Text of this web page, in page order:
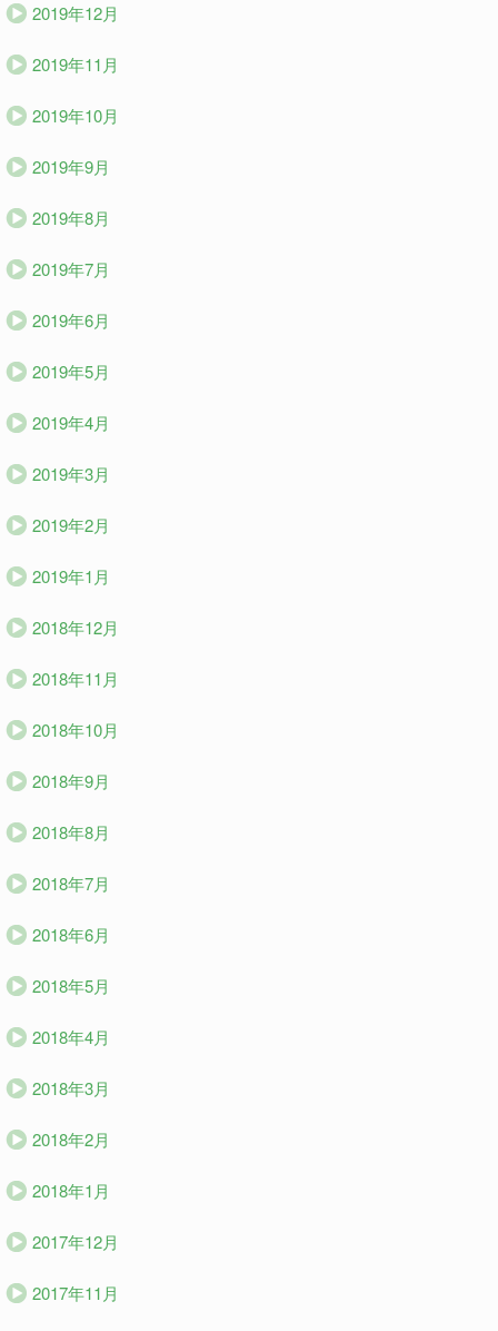
2019年12月
2019年11月
2019年10月
2019年9月
2019年8月
2019年7月
2019年6月
2019年5月
2019年4月
2019年3月
2019年2月
2019年1月
2018年12月
2018年11月
2018年10月
2018年9月
2018年8月
2018年7月
2018年6月
2018年5月
2018年4月
2018年3月
2018年2月
2018年1月
2017年12月
2017年11月